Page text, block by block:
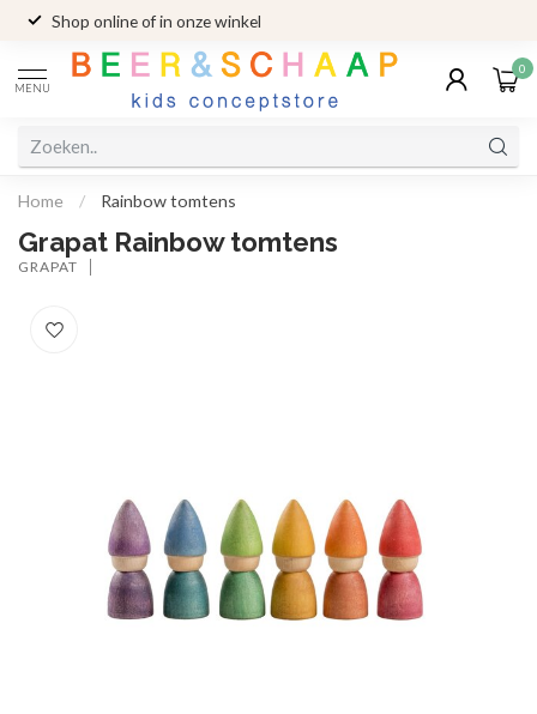
Shop online of in onze winkel
MENU
0
Home / Rainbow tomtens
Grapat Rainbow tomtens
GRAPAT